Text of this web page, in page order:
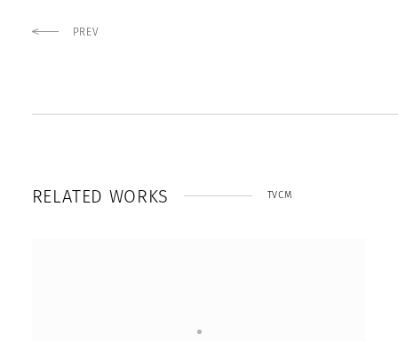
PREV
R E LA ED WO R KS TVCM